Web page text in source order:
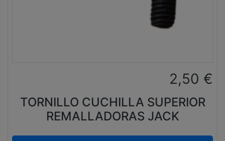
2,50 €
TORNILLO CUCHILLA SUPERIOR
REMALLADORAS JACK